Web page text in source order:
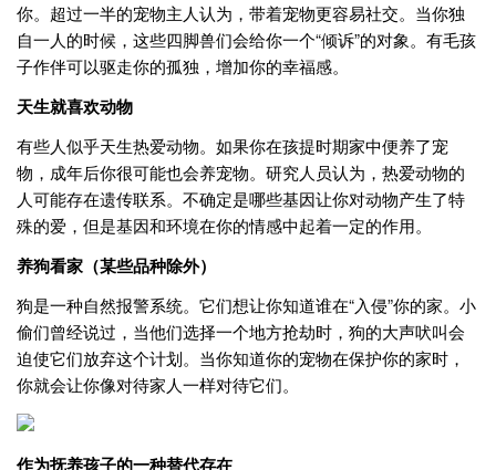
你。超过一半的宠物主人认为，带着宠物更容易社交。当你独
自一人的时候，这些四脚兽们会给你一个“倾诉”的对象。有毛孩
子作伴可以驱走你的孤独，增加你的幸福感。
天生就喜欢动物
有些人似乎天生热爱动物。如果你在孩提时期家中便养了宠
物，成年后你很可能也会养宠物。研究人员认为，热爱动物的
人可能存在遗传联系。不确定是哪些基因让你对动物产生了特
殊的爱，但是基因和环境在你的情感中起着一定的作用。
养狗看家（某些品种除外）
狗是一种自然报警系统。它们想让你知道谁在“入侵”你的家。小
偷们曾经说过，当他们选择一个地方抢劫时，狗的大声吠叫会
迫使它们放弃这个计划。当你知道你的宠物在保护你的家时，
你就会让你像对待家人一样对待它们。
作为抚养孩子的一种替代存在